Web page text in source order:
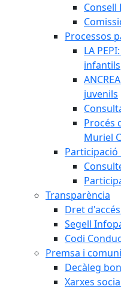
Consell
Processos
LA
infantils
juvenils
Procés
Muriel
Transparència
Dret
Segell
Codi
Premsa i
Decàleg
Xarxes